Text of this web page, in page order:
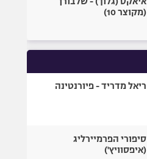
(מקוצר 10)
ריאל מדריד - פיורנטינה
סיפורי הפרמיירליג
(איפסוויץ')